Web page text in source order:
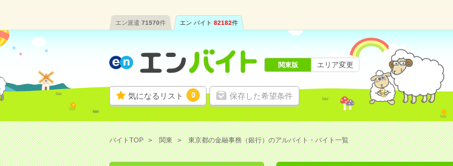
エン派遣 71570件 エン バイト 82182件
気になるリスト 0 保存した希望条件
関東版 エリア変更
バイトTOP 関東 東京都の金融事務（銀行）のアルバイト・バイト一覧